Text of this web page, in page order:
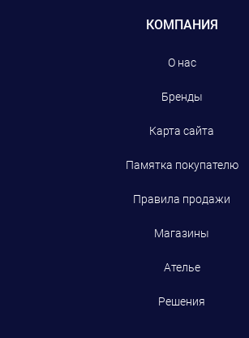
КОМПАНИЯ
О нас
Бренды
Карта сайта
Памятка покупателю
Правила продажи
Магазины
Ателье
Решения